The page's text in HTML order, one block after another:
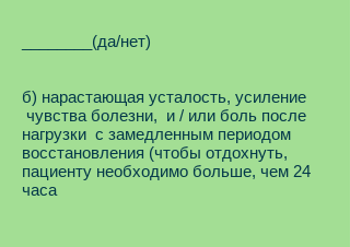
________(да/нет)
б) нарастающая усталость, усиление
чувства болезни, и / или боль после
нагрузки с замедленным периодом
восстановления (чтобы отдохнуть,
пациенту необходимо больше, чем 24
часа